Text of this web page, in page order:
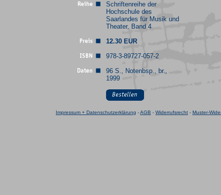
Schriftenreihe der
Hochschule des
Saarlandes für Musik und
Theater, Band 4
12.30 EUR
978-3-89727-057-2
96 S., Notenbsp., br.,
1999
Impressum + Datenschutzerklärung -AGB - Widerrufsrecht - Muster-